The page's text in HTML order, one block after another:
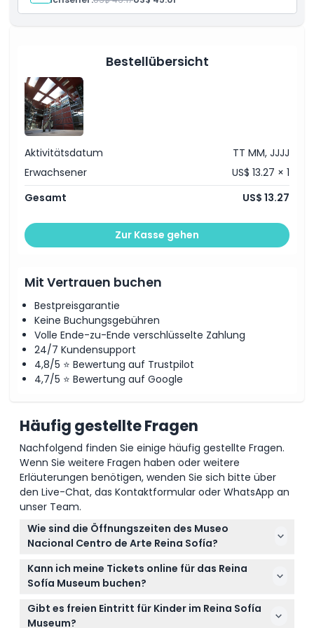
Inklusivleistungen
Richtlinie für Kinder und Erwachsene
Ausschlüsse
Öffnungszeiten
Ort
So lösen Sie ein
Stornierungsbedingungen
Bestellübersicht
Aktivitätsdatum
TT MM, JJJJ
Erwachsener
US$ 13.27 × 1
Gesamt
US$ 13.27
Zur Kasse gehen
Mit Vertrauen buchen
Bestpreisgarantie
Keine Buchungsgebühren
Volle Ende-zu-Ende verschlüsselte Zahlung
24/7 Kundensupport
4,8/5 ⭐ Bewertung auf Trustpilot
4,7/5 ⭐ Bewertung auf Google
Häufig gestellte Fragen
Nachfolgend finden Sie einige häufig gestellte Fragen.
Wenn Sie weitere Fragen haben oder weitere
Erläuterungen benötigen, wenden Sie sich bitte über
den Live-Chat, das Kontaktformular oder WhatsApp an
unser Team.
Wie sind die Öffnungszeiten des Museo
Nacional Centro de Arte Reina Sofía?
Das Museum ist von Montag bis Samstag von 10:00
bis 21:00 Uhr geöffnet und sonntags von 10:00 bis
ist es geschlossen (Änderungen vorbehalten – bitte
bei der Buchung bestätigen).
Kann ich meine Tickets online für das Reina
Sofía Museum buchen?
Ja, Sie können Ihre Tickets ganz einfach online
direkt hier auf dieser Website buchen, um Ihren
Gibt es freien Eintritt für Kinder im Reina Sofía
Museum?